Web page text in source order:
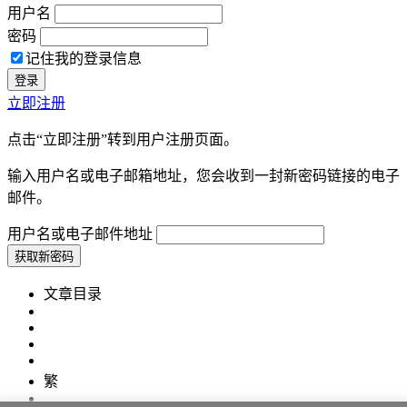
用户名
密码
记住我的登录信息
立即注册
点击“立即注册”转到用户注册页面。
输入用户名或电子邮箱地址，您会收到一封新密码链接的电子
邮件。
用户名或电子邮件地址
文章目录
繁